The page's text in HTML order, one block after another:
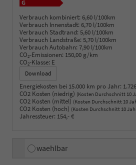
Verbrauch kombiniert: 6,60 l/100km
Verbrauch Innenstadt: 6,70 l/100km
Verbrauch Stadtrand: 5,60 l/100km
Verbrauch Landstraße: 5,70 l/100km
Verbrauch Autobahn: 7,90 l/100km
CO2-Emissionen: 150,00 g/km
CO2-Klasse: E
Download
Energiekosten bei 15.000 km pro Jahr:
CO2 Kosten (niedrig) (Kosten Durchschnitt 10
CO2 Kosten (mittel) (Kosten Durchschnitt 10
CO2 Kosten (hoch) (Kosten Durchschnitt 10
Jahressteuer: 154,- €
waehlbar